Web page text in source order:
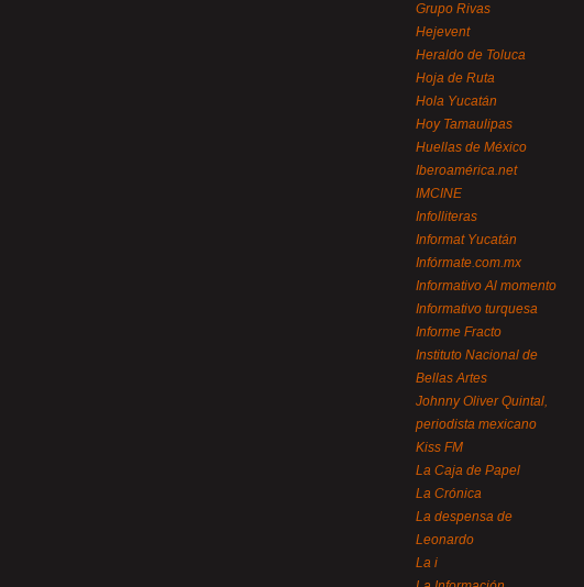
Grupo Rivas
Hejevent
Heraldo de Toluca
Hoja de Ruta
Hola Yucatán
Hoy Tamaulipas
Huellas de México
Iberoamérica.net
IMCINE
Infolliteras
Informat Yucatán
Infórmate.com.mx
Informativo Al momento
Informativo turquesa
Informe Fracto
Instituto Nacional de
Bellas Artes
Johnny Oliver Quintal,
periodista mexicano
Kiss FM
La Caja de Papel
La Crónica
La despensa de
Leonardo
La i